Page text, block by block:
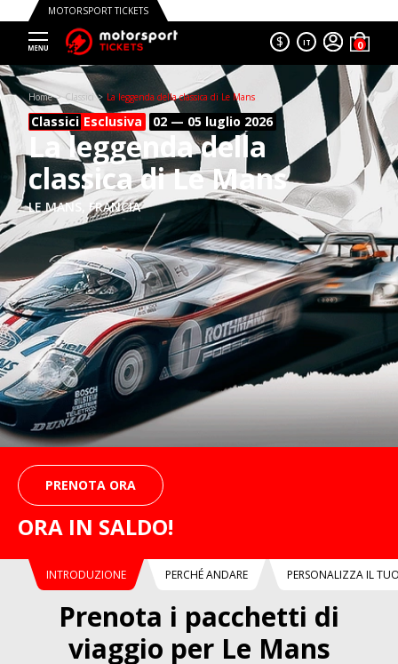
MOTORSPORT TICKETS
$ IT
Trustpilot
Home Classici La leggenda della classica di Le Mans
Classici Esclusiva 02 — 05 luglio 2026
La leggenda della
classica di Le Mans
LE MANS, FRANCIA
PRENOTA ORA
ORA IN SALDO!
INTRODUZIONE PERCHÉ ANDARE PERSONALIZZA IL
Prenota i pacchetti di
viaggio per Le Mans